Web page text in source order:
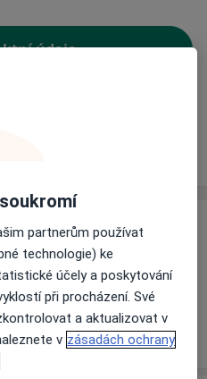
údaje
termín
nejsou k dispozici
žádné informace o
partnerům používat
technologie) ke
účely a poskytování
při procházení. Své
a aktualizovat v
v zásadách ochrany